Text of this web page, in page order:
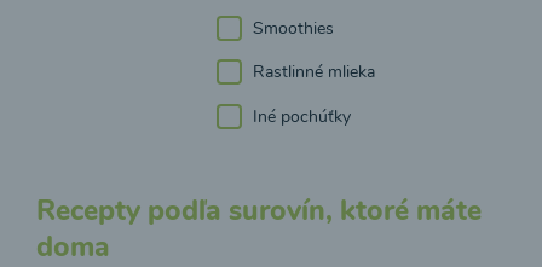
Smoothies
Rastlinné mlieka
Iné pochúťky
Recepty podľa surovín, ktoré máte
doma